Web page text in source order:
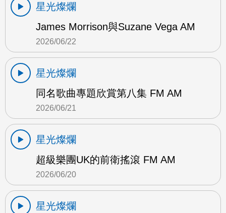
星光燦爛
James Morrison與Suzane Vega AM
2026/06/22
星光燦爛
同名歌曲專題欣賞第八集 FM AM
2026/06/21
星光燦爛
超級樂團UK的前衛搖滾 FM AM
2026/06/20
星光燦爛